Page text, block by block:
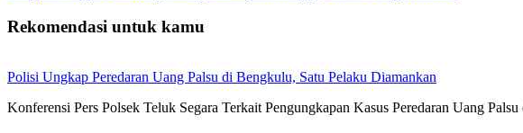
Rekomendasi untuk kamu
Polisi Ungkap Peredaran Uang Palsu di Bengkulu, Satu Pelaku Diamankan
Konferensi Pers Polsek Teluk Segara Terkait Pengungkapan Kasus Peredaran Uang